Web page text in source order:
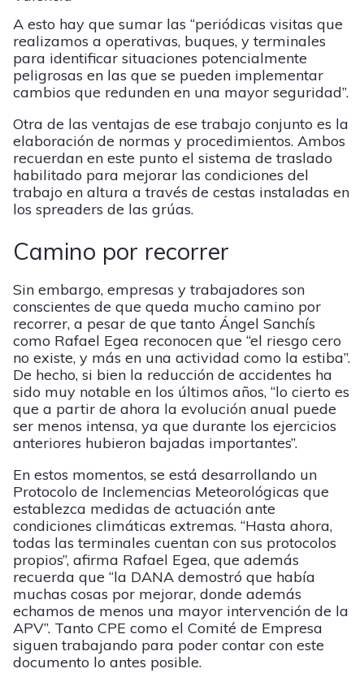
A esto hay que sumar las “periódicas visitas que
realizamos a operativas, buques, y terminales
para identificar situaciones potencialmente
peligrosas en las que se pueden implementar
cambios que redunden en una mayor seguridad”.
Otra de las ventajas de ese trabajo conjunto es la
elaboración de normas y procedimientos. Ambos
recuerdan en este punto el sistema de traslado
habilitado para mejorar las condiciones del
trabajo en altura a través de cestas instaladas en
los spreaders de las grúas.
Camino por recorrer
Sin embargo, empresas y trabajadores son
conscientes de que queda mucho camino por
recorrer, a pesar de que tanto Ángel Sanchís
como Rafael Egea reconocen que “el riesgo cero
no existe, y más en una actividad como la estiba”.
De hecho, si bien la reducción de accidentes ha
sido muy notable en los últimos años, “lo cierto es
que a partir de ahora la evolución anual puede
ser menos intensa, ya que durante los ejercicios
anteriores hubieron bajadas importantes”.
En estos momentos, se está desarrollando un
Protocolo de Inclemencias Meteorológicas que
establezca medidas de actuación ante
condiciones climáticas extremas. “Hasta ahora,
todas las terminales cuentan con sus protocolos
propios”, afirma Rafael Egea, que además
recuerda que “la DANA demostró que había
muchas cosas por mejorar, donde además
echamos de menos una mayor intervención de la
APV”. Tanto CPE como el Comité de Empresa
siguen trabajando para poder contar con este
documento lo antes posible.